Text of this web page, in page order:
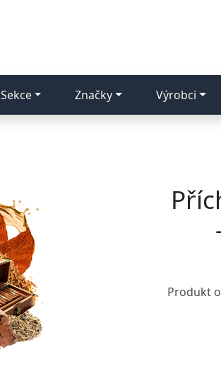
Sekce Značky Výrobci
Produkt